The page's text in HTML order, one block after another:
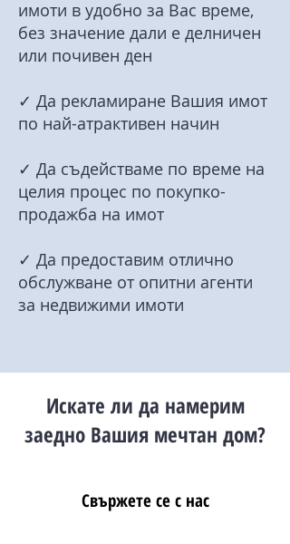
имоти в удобно за Вас време,
без значение дали е делничен
или почивен ден
✓ Да рекламиране Вашия имот
по най-атрактивен начин
✓ Да съдействаме по време на
целия процес по покупко-
продажба на имот
✓ Да предоставим отлично
обслужване от опитни агенти
за недвижими имоти
Искате ли да намерим
заедно Вашия мечтан дом?
Свържете се с нас